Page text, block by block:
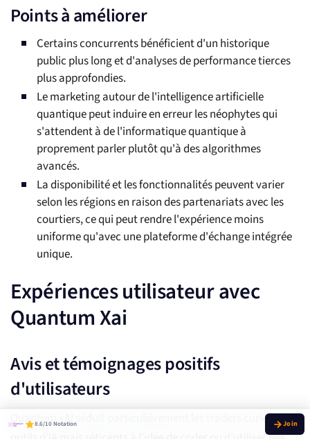
Points à améliorer
Certains concurrents bénéficient d'un historique
public plus long et d'analyses de performance tierces
plus approfondies.
Le marketing autour de l'intelligence artificielle
quantique peut induire en erreur les néophytes qui
s'attendent à de l'informatique quantique à
proprement parler plutôt qu'à des algorithmes
avancés.
La disponibilité et les fonctionnalités peuvent varier
selon les régions en raison des partenariats avec les
courtiers, ce qui peut rendre l'expérience moins
uniforme qu'avec une plateforme d'échange intégrée
unique.
Expériences utilisateur avec
Quantum Xai
Avis et témoignages positifs
d'utilisateurs
Quantum xAI séduit particulièrement les traders curieux des
8.6/10 Notation